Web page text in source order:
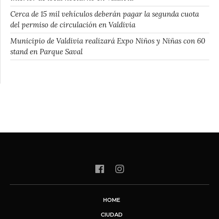
Cerca de 15 mil vehículos deberán pagar la segunda cuota
del permiso de circulación en Valdivia
Municipio de Valdivia realizará Expo Niños y Niñas con 60
stand en Parque Saval
HOME
CIUDAD